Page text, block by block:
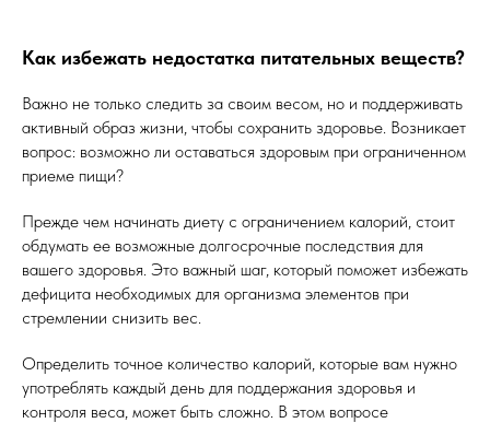
Как избежать недостатка питательных веществ?
Важно не только следить за своим весом, но и поддерживать
активный образ жизни, чтобы сохранить здоровье. Возникает
вопрос: возможно ли оставаться здоровым при ограниченном
приеме пищи?
Прежде чем начинать диету с ограничением калорий, стоит
обдумать ее возможные долгосрочные последствия для
вашего здоровья. Это важный шаг, который поможет избежать
дефицита необходимых для организма элементов при
стремлении снизить вес.
Определить точное количество калорий, которые вам нужно
употреблять каждый день для поддержания здоровья и
контроля веса, может быть сложно. В этом вопросе